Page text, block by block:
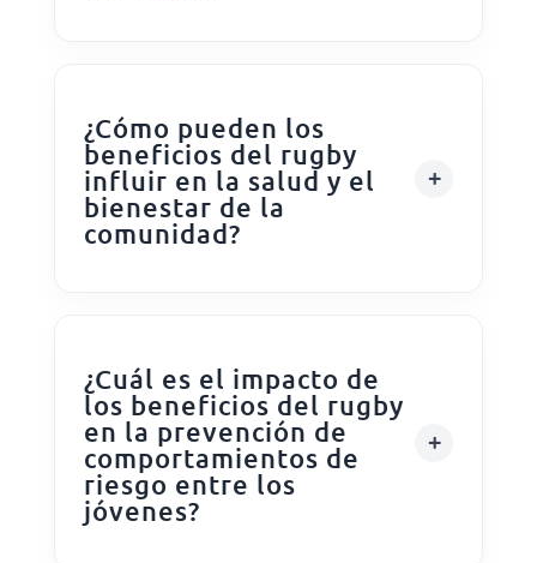
¿Cómo pueden los
beneficios del rugby
influir en la salud y el
bienestar de la
comunidad?
¿Cuál es el impacto de
los beneficios del rugby
en la prevención de
comportamientos de
riesgo entre los
jóvenes?